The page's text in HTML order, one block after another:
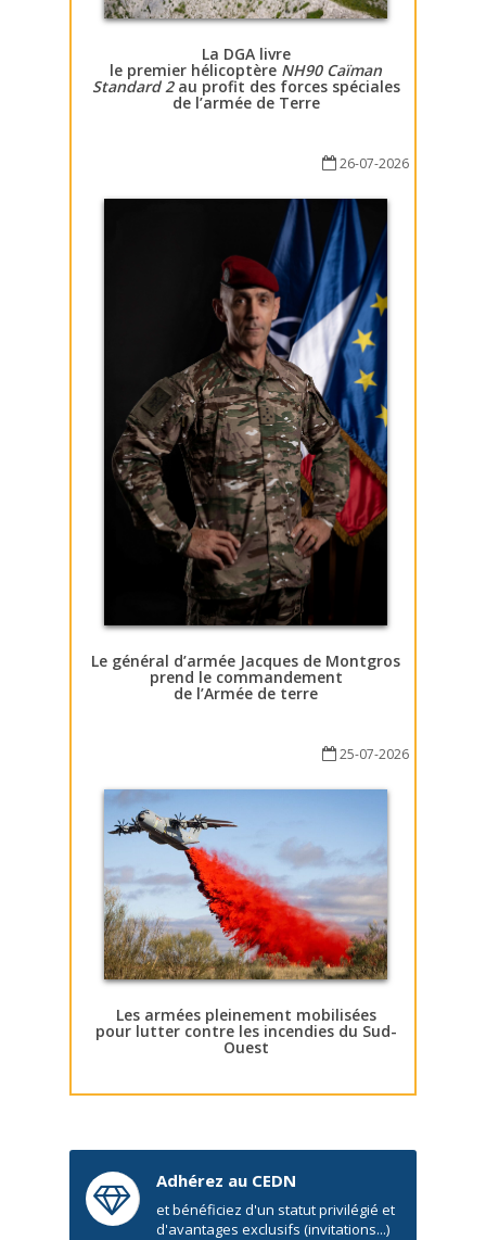
La DGA livre
le premier hélicoptère NH90 Caïman
Standard 2au profit des forces spéciales
de l’armée de Terre
26-07-2026
Le général d’armée Jacques de Montgros
prend le commandement
de l’Armée de terre
25-07-2026
Les armées pleinement mobilisées
pour lutter contre les incendies du Sud-
Ouest
Adhérez au CEDN
et bénéficiez d'un statut privilégié et
d'avantages exclusifs (invitations...)